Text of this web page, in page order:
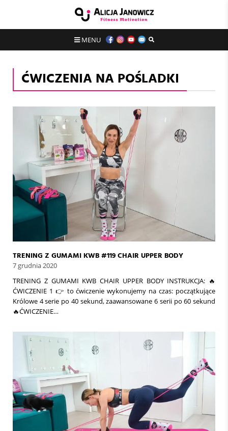
MENU
ĆWICZENIA NA POŚLADKI
TRENING Z GUMAMI KWB #119 CHAIR UPPER BODY
7 grudnia 2020
TRENING Z GUMAMI KWB CHAIR UPPER BODY INSTRUKCJA: 🔥
ĆWICZENIE 1 👉 to ćwiczenie wykonujemy na czas: początkujące
Królowe 4 serie po 40 sekund, zaawansowane 6 serii po 60 sekund
🔥ĆWICZENIE…